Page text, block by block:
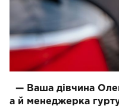
— Ваша дівчина
а й менеджерка